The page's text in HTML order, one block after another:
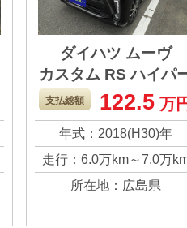
ダイハツ ムーヴ
カスタム RS ハイパ
SA3
ターボにしたこと
より、走りはとて
快適で乗り心地も
かったです。 車検
残っているので、
ろしくお願いしま
支払総額 122.5万
年式：2018(H30)年
走行：6.0万km～7.0万
所在地：広島県